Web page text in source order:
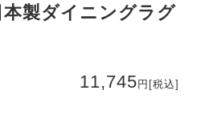
製ダイニングラグ
11,745 円 [税込]